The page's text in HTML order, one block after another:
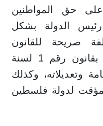
على حق المواطنين
رئيس الدولة بشكل
صريحة للقانون
الأساسي المعدل وللقرار بقانون رقم 1 لسنة
وتعديلاته، وكذلك
لدولة فلسطين